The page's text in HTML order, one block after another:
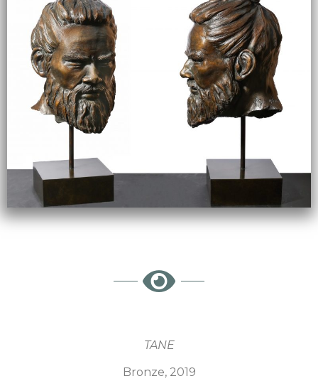
TANE
Bronze, 2019